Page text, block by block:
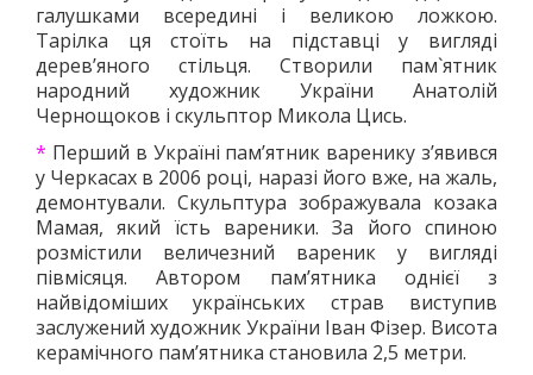
галушками всередині і великою ложкою.
Тарілка ця стоїть на підставці у вигляді
дерев’яного стільця. Створили пам`ятник
народний художник України Анатолій
Чернощоков і скульптор Микола Цись.
* Перший в Україні пам’ятник варенику з’явився
у Черкасах в 2006 році, наразі його вже, на жаль,
демонтували. Скульптура зображувала козака
Мамая, який їсть вареники. За його спиною
розмістили величезний вареник у вигляді
півмісяця. Автором пам’ятника однієї з
найвідоміших українських страв виступив
заслужений художник України Іван Фізер. Висота
керамічного пам’ятника становила 2,5 метри.